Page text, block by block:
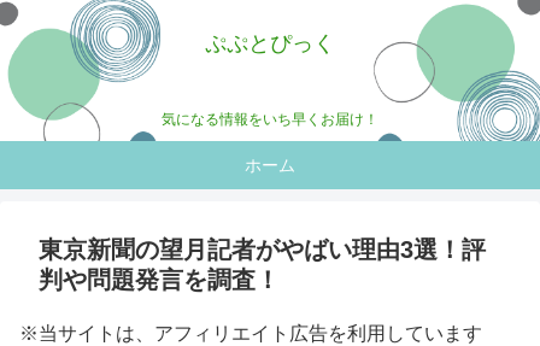
ぷぷとぴっく
気になる情報をいち早くお届け！
ホーム
東京新聞の望月記者がやばい理由3選！評
判や問題発言を調査！
※当サイトは、アフィリエイト広告を利用しています